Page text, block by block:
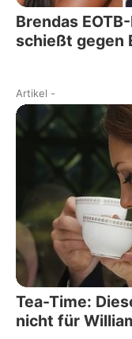
Brendas
schießt gegen
Artikel -
Tea-Time:
nicht für